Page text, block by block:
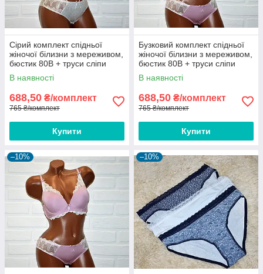
Сірий комплект спідньої
жіночої білизни з мереживом,
бюстик 80B + труси сліпи
розмір L
В наявності
688,50 ₴/комплект
765 ₴/комплект
Купити
Бузковий комплект спідньої
жіночої білизни з мереживом,
бюстик 80B + труси сліпи
розмір L
В наявності
688,50 ₴/комплект
765 ₴/комплект
Купити
–10% –10%